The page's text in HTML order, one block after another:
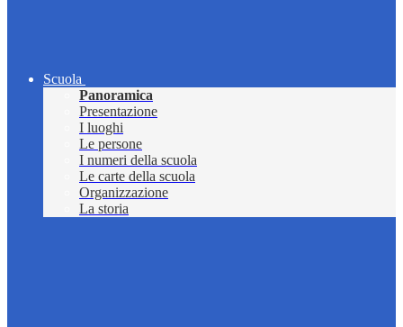
Scuola
Panoramica
Presentazione
I luoghi
Le persone
I numeri della scuola
Le carte della scuola
Organizzazione
La storia